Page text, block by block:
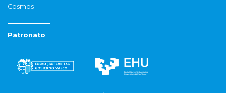
Cosmos
Patronato